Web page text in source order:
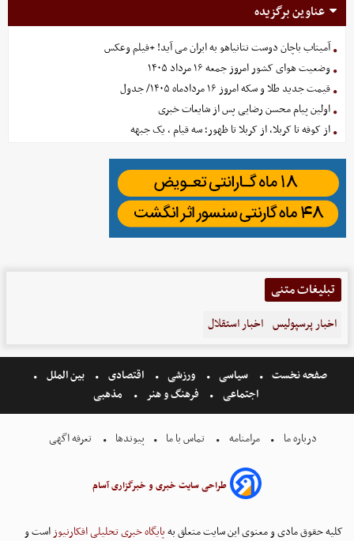
عناوین برگزیده
آمیتاب باچان دوست نتانیاهو به ایران می آید! +فیلم وعکس
وضعیت هوای کشور امروز جمعه ۱۶ مرداد ۱۴۰۵
قیمت جدید طلا و سکه امروز ۱۶ مردادماه ۱۴۰۵/ جدول
اولین پیام محسن رضایی پس از شایعات خبری
از کوفه تا کربلا، از کربلا تا ظهور؛ سه قیام ، یک جبهه
تبلیغات متنی
اخبار پرسپولیس اخبار استقلال
صفحه نخست سیاسی ورزشی اقتصادی
بین الملل
اجتماعی
فرهنگ و هنر مذهبی
درباره ما مرامنامه تماس با ما پیوندها تعرفه اگهی
طراحی سایت خبری و خبرگزاری آسام
کلیه حقوق مادی و معنوی این سایت متعلق بهپایگاه خبری تحلیلی افکارنیوزاست و